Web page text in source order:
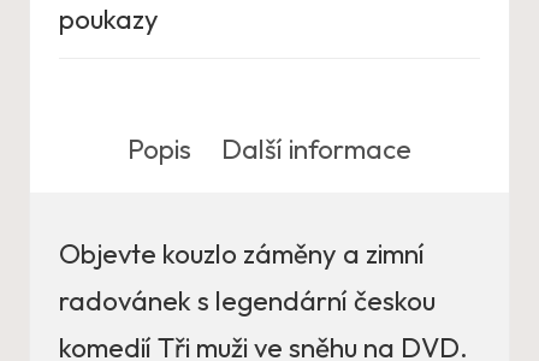
poukazy
Popis Další informace
Objevte kouzlo záměny a zimní
radovánek s legendární českou
komedií Tři muži ve sněhu na DVD.